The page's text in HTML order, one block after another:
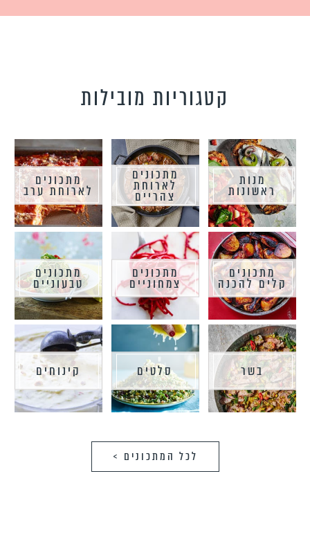
קטגוריות מובילות
מנות
ראשונות
מתכונים
לארוחת
צהריים
מתכונים
לארוחת ערב
מתכונים
קלים להכנה
מתכונים
צמחוניים
מתכונים
טבעוניים
בשר סלטים קינוחים
לכל המתכונים >